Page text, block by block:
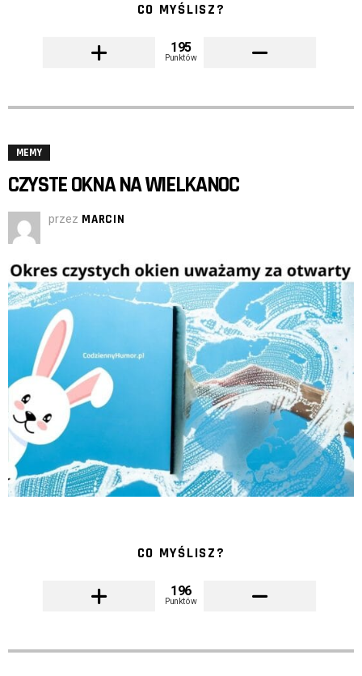
CO MYŚLISZ?
195
Punktów
MEMY
CZYSTE OKNA NA WIELKANOC
przez MARCIN
CO MYŚLISZ?
196
Punktów